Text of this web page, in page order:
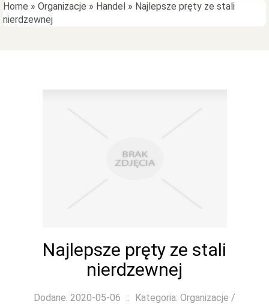
Home » Organizacje » Handel » Najlepsze pręty ze stali
nierdzewnej
Najlepsze pręty ze stali
nierdzewnej
Dodane: 2020-05-06 :: Kategoria: Organizacje /